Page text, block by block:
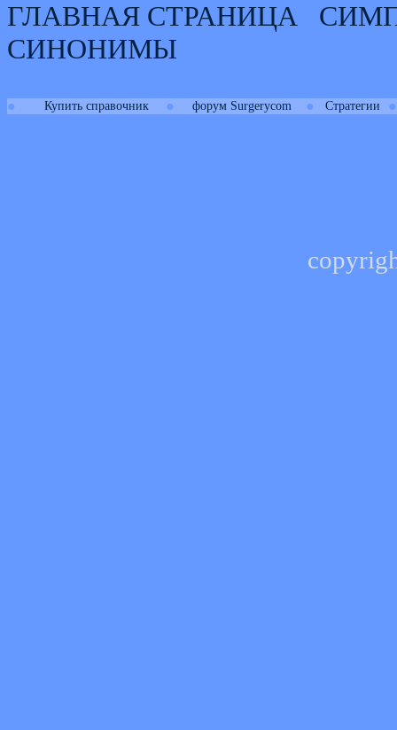
ГЛАВНАЯ СТРАНИЦА
СИНОНИМЫ
● Купить справочник ● форум Surgerycom ● Стратегии ●